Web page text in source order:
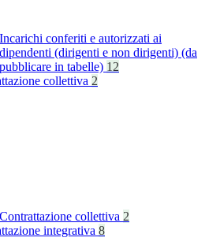
Incarichi conferiti e autorizzati ai
dipendenti (dirigenti e non dirigenti) (da
pubblicare in tabelle) 12
collettiva 2
Contrattazione collettiva 2
integrativa 8